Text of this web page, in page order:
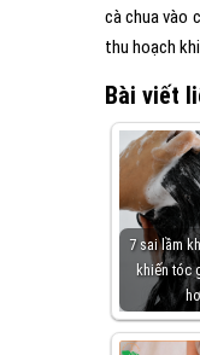
cà chua vào
thu hoạch
Bài viết
7 sai lầm
khiến tóc